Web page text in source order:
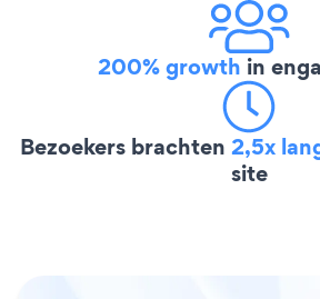
200% growth in
Bezoekers brachten 2,5x
site